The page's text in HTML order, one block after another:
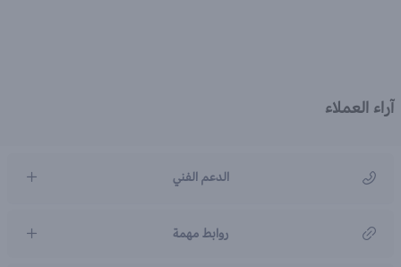
آراء العملاء
الدعم الفني
روابط مهمة